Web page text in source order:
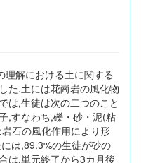
解における土に関する
た.土には花崗岩の風化物
は,生徒は次の二つのこと
,すなわち,礫・砂・泥(粘
石の風化作用により形
は,89.3%の生徒が砂の
は,単元終了から3カ月後